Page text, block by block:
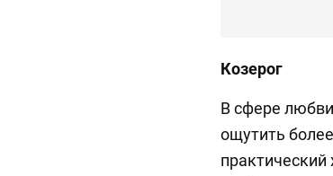
Козерог
В сфере
ощутить
практический